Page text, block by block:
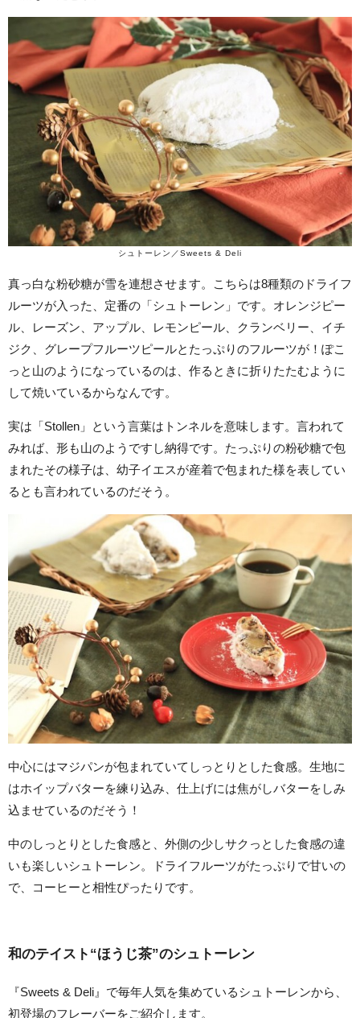
シュトーレン／Sweets & Deli
真っ白な粉砂糖が雪を連想させます。こちらは8種類のドライフ
ルーツが入った、定番の「シュトーレン」です。オレンジピー
ル、レーズン、アップル、レモンピール、クランベリー、イチ
ジク、グレープフルーツピールとたっぷりのフルーツが！ぽこ
っと山のようになっているのは、作るときに折りたたむように
して焼いているからなんです。
実は「Stollen」という言葉はトンネルを意味します。言われて
みれば、形も山のようですし納得です。たっぷりの粉砂糖で包
まれたその様子は、幼子イエスが産着で包まれた様を表してい
るとも言われているのだそう。
中心にはマジパンが包まれていてしっとりとした食感。生地に
はホイップバターを練り込み、仕上げには焦がしバターをしみ
込ませているのだそう！
中のしっとりとした食感と、外側の少しサクっとした食感の違
いも楽しいシュトーレン。ドライフルーツがたっぷりで甘いの
で、コーヒーと相性ぴったりです。
和のテイスト“ほうじ茶”のシュトーレン
『Sweets & Deli』で毎年人気を集めているシュトーレンから、
初登場のフレーバーをご紹介します。